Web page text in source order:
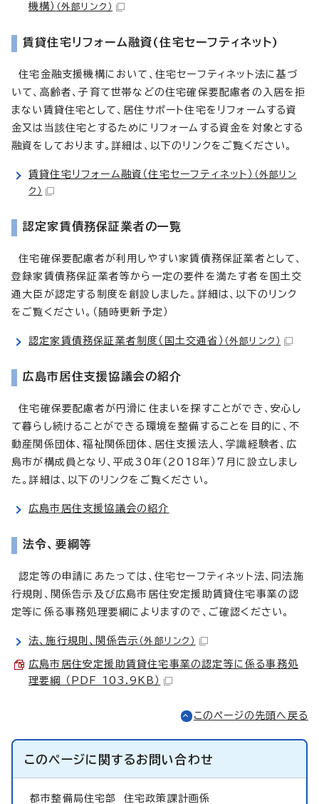
機構） （外部リンク）
賃貸住宅リフォーム融資(住宅セーフティネット)
住宅金融支援機構において、住宅セーフティネット法に基づ
いて、高齢者、子育て世帯などの住宅確保要配慮者の入居を拒
まない賃貸住宅として、居住サポート住宅をリフォームする資
金又は当該住宅とするためにリフォームする資金を対象とする
融資をしております。詳細は、以下のリンクをご覧ください。
賃貸住宅リフォーム融資（住宅セーフティネット） （外部リン
ク）
認定家賃債務保証業者の一覧
住宅確保要配慮者が利用しやすい家賃債務保証業者として、
登録家賃債務保証業者等から一定の要件を満たす者を国土交
通大臣が認定する制度を創設しました。詳細は、以下のリンク
をご覧ください。（随時更新予定）
認定家賃債務保証業者制度（国土交通省） （外部リンク）
広島市居住支援協議会の紹介
住宅確保要配慮者が円滑に住まいを探すことができ、安心し
て暮らし続けることができる環境を整備することを目的に、不
動産関係団体、福祉関係団体、居住支援法人、学識経験者、広
島市が構成員となり、平成30年（2018年）7月に設立しまし
た。詳細は、以下のリンクをご覧ください。
広島市居住支援協議会の紹介
法令、要綱等
認定等の申請にあたっては、住宅セーフティネット法、同法施
行規則、関係告示及び広島市居住安定援助賃貸住宅事業の認
定等に係る事務処理要綱によりますので、ご確認ください。
法、施行規則、関係告示 （外部リンク）
広島市居住安定援助賃貸住宅事業の認定等に係る事務処
理要綱 （PDF 103.9KB）
このページの先頭へ戻る
このページに関するお問い合わせ
都市整備局住宅部 住宅政策課計画係